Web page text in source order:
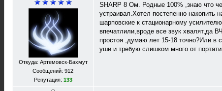
Откуда: Артемовск-Бахмут
Сообщений: 912
Репутация: 133
SHARP 8 Ом. Родные 100% ,знаю что
устраивал.Хотел постепенно накопить
шарповские к стационарному
впечатлили,вроде все звук хвалят,да
простоя ,думаю лет 15-18 точно?Или в
уши и требую слишком много от